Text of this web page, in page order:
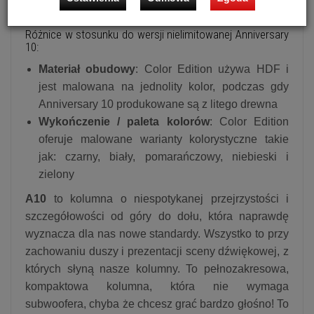
świetnej inżynierii i produktów o wysokiej wartości.
Różnice w stosunku do wersji nielimitowanej Anniversary
10:
Materiał obudowy: Color Edition używa HDF i
jest malowana na jednolity kolor, podczas gdy
Anniversary 10 produkowane są z litego drewna
Wykończenie / paleta kolorów: Color Edition
oferuje malowane warianty kolorystyczne takie
jak: czarny, biały, pomarańczowy, niebieski i
zielony
A10 to kolumna o niespotykanej przejrzystości i
szczegółowości od góry do dołu, która naprawdę
wyznacza dla nas nowe standardy. Wszystko to przy
zachowaniu duszy i prezentacji sceny dźwiękowej, z
których słyną nasze kolumny. To pełnozakresowa,
kompaktowa kolumna, która nie wymaga
subwoofera, chyba że chcesz grać bardzo głośno! To